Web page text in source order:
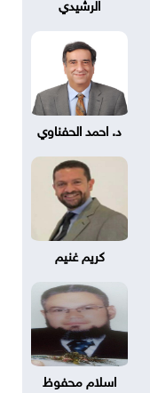
د. احمد الحفناوي
كريم غنيم
اسلام محفوظ